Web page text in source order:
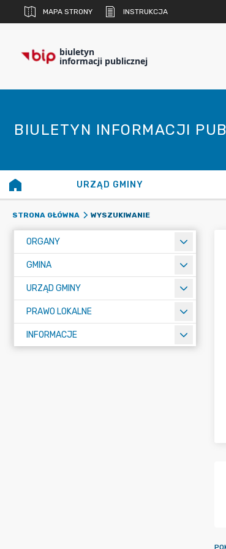
MAPA STRONY INSTRUKCJA
biuletyn
informacji publicznej
BIULETYN INFORMACJI
URZĄD GMINY
STRONA GŁÓWNA WYSZUKIWANIE
ORGANY
GMINA
URZĄD GMINY
PRAWO LOKALNE
INFORMACJE